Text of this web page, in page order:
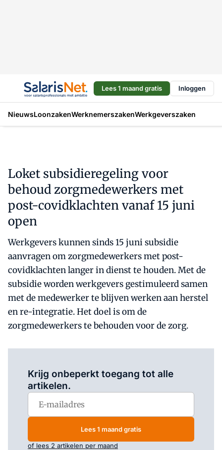
Lees 1 maand gratis Inloggen
NieuwsLoonzakenWerknemerszakenWerkgeverszaken
Loket subsidieregeling voor
behoud zorgmedewerkers met
post-covidklachten vanaf 15 juni
open
Werkgevers kunnen sinds 15 juni subsidie
aanvragen om zorgmedewerkers met post-
covidklachten langer in dienst te houden. Met de
subsidie worden werkgevers gestimuleerd samen
met de medewerker te blijven werken aan herstel
en re-integratie. Het doel is om de
zorgmedewerkers te behouden voor de zorg.
Krijg onbeperkt toegang tot alle
artikelen.
Lees 1 maand gratis
of lees 2 artikelen per maand